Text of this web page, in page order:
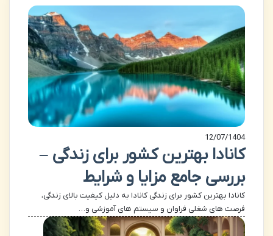
12/07/1404
کانادا بهترین کشور برای زندگی –
بررسی جامع مزایا و شرایط
کانادا بهترین کشور برای زندگی کانادا به دلیل کیفیت بالای زندگی،
فرصت های شغلی فراوان و سیستم های آموزشی و…